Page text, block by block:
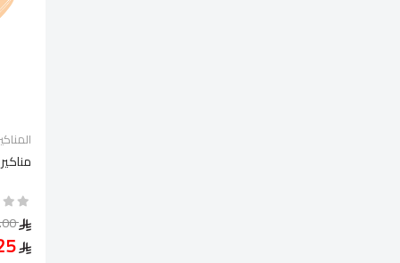
71.00
53.25